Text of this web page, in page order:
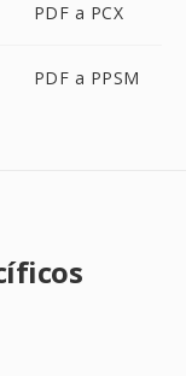
PDF a PCX
PDF a PPSM